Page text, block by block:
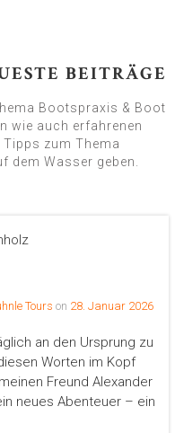
BEITRÄGE
Bootspraxis & Boot
wie auch erfahrenen
zum Thema
dem Wasser geben.
Tours on 28. Januar 2026
an den Ursprung zu
Worten im Kopf
Freund Alexander
neues Abenteuer – ein